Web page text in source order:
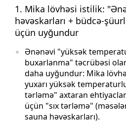
1. Mika lövhəsi istilik:
həvəskarları + büdcə-
üçün uyğundur
Ənənəvi "yüksək
buxarlanma" təcrübəsi
daha uyğundur: Mika
yuxarı yüksək
tərləmə" axtaran
üçün "sıx tərləmə"
sauna həvəskarları).